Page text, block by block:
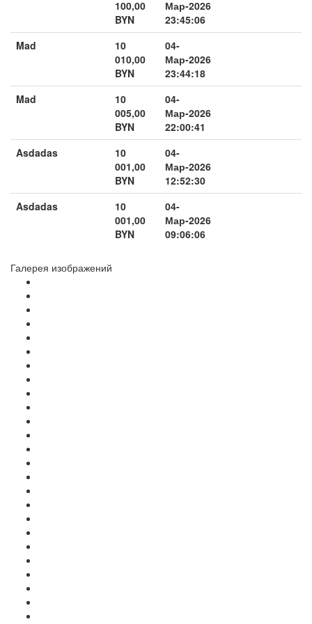
100,00
BYN
Мар-2026
23:45:06
Mad
10
010,00
BYN
04-
Мар-2026
23:44:18
Mad
10
005,00
BYN
04-
Мар-2026
22:00:41
Asdadas
10
001,00
BYN
04-
Мар-2026
12:52:30
Asdadas
10
001,00
BYN
04-
Мар-2026
09:06:06
Галерея изображений